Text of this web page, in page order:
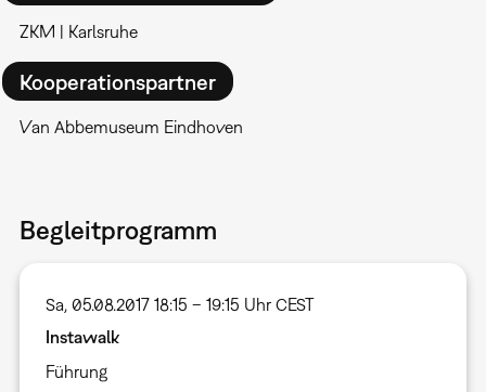
ZKM | Karlsruhe
Kooperationspartner
Van Abbemuseum Eindhoven
Begleitprogramm
Sa, 05.08.2017 18:15 – 19:15 Uhr CEST
Instawalk
Führung